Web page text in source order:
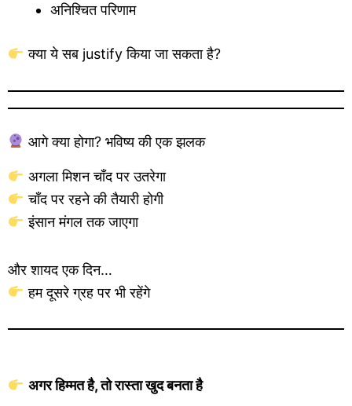
अनिश्चित परिणाम
क्या ये सब justify किया जा सकता है?
आगे क्या होगा? भविष्य की एक झलक
अगला मिशन चाँद पर उतरेगा
चाँद पर रहने की तैयारी होगी
इंसान मंगल तक जाएगा
और शायद एक दिन…
हम दूसरे ग्रह पर भी रहेंगे
अगर हिम्मत है, तो रास्ता खुद बनता है